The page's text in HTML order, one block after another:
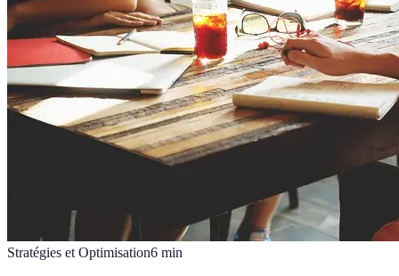
Stratégies et Optimisation6 min